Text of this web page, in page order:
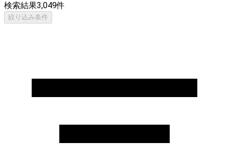
検索結果3,049件
絞り込み条件